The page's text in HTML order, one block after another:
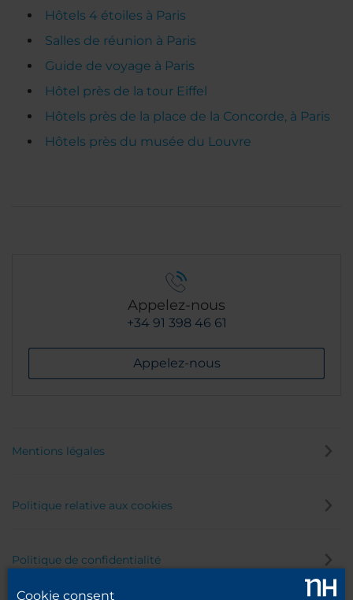
Hôtels 4 étoiles à Paris
Salles de réunion à Paris
Guide de voyage à Paris
Hôtel près de la tour Eiffel
Hôtels près de la place de la Concorde, à Paris
Hôtels près du musée du Louvre
Appelez-nous
+34 91 398 46 61
Appelez-nous
Mentions légales
Politique relative aux cookies
Politique de confidentialité
Cookie consent